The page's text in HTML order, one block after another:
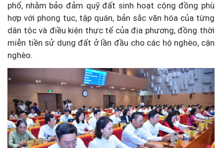
phố, nhằm bảo đảm quỹ đất sinh hoạt cộng đồng phù
hợp với phong tục, tập quán, bản sắc văn hóa của từng
dân tộc và điều kiện thực tế của địa phương, đồng thời
miễn tiền sử dụng đất ở lần đầu cho các hộ nghèo, cận
nghèo.